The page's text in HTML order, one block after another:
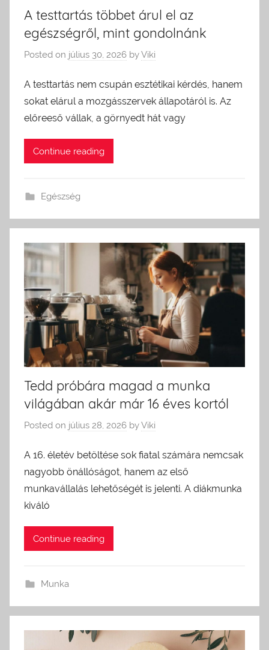
A testtartás többet árul el az
egészségről, mint gondolnánk
Posted on július 30, 2026 byViki
A testtartás nem csupán esztétikai kérdés, hanem
sokat elárul a mozgásszervek állapotáról is. Az
előreeső vállak, a görnyedt hát vagy
Continue reading
Egészség
Tedd próbára magad a munka
világában akár már 16 éves kortól
Posted on július 28, 2026 byViki
A 16. életév betöltése sok fiatal számára nemcsak
nagyobb önállóságot, hanem az első
munkavállalás lehetőségét is jelenti. A diákmunka
kiváló
Continue reading
Munka